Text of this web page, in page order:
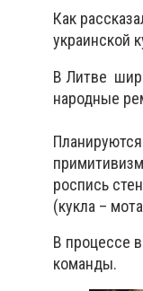
Как
украинской
В Литве
народные
роспись
(кукла –
В процессе
команды.